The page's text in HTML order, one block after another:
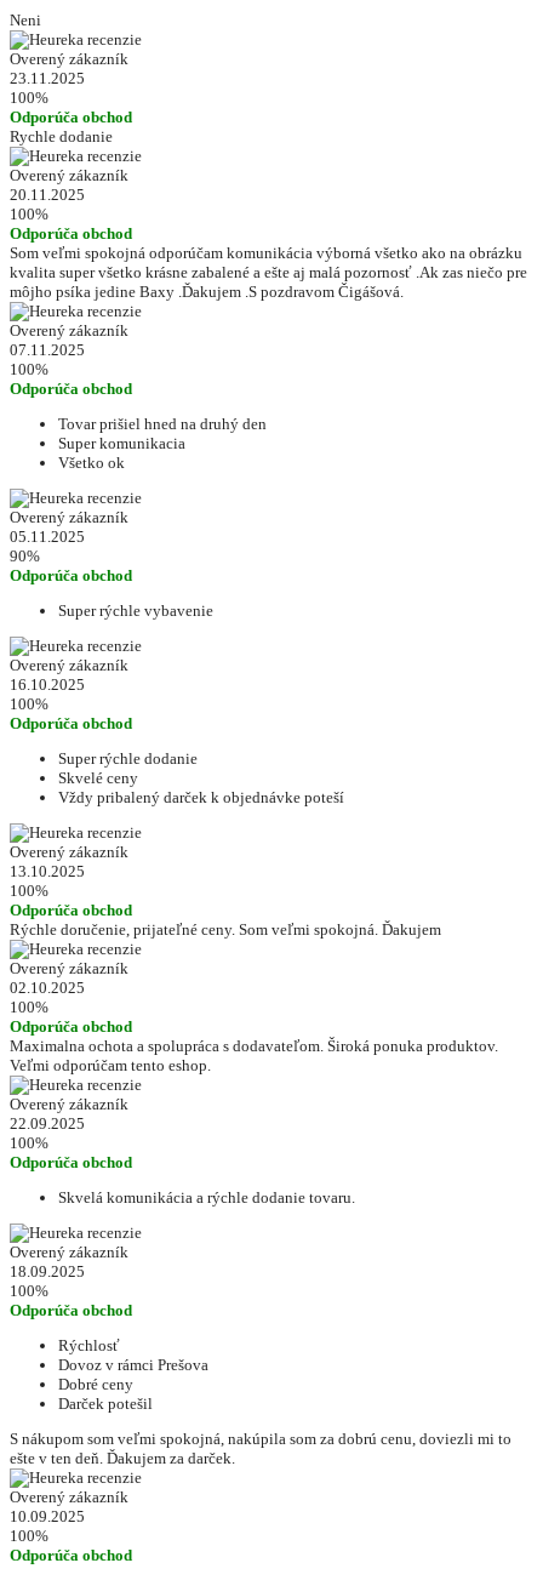
Neni
Overený zákazník
23.11.2025
100%
Odporúča obchod
Rychle dodanie
Overený zákazník
20.11.2025
100%
Odporúča obchod
Som veľmi spokojná odporúčam komunikácia výborná všetko ako na obrázku
kvalita super všetko krásne zabalené a ešte aj malá pozornosť .Ak zas niečo pre
môjho psíka jedine Baxy .Ďakujem .S pozdravom Čigášová.
Overený zákazník
07.11.2025
100%
Odporúča obchod
Tovar prišiel hned na druhý den
Super komunikacia
Všetko ok
Overený zákazník
05.11.2025
90%
Odporúča obchod
Super rýchle vybavenie
Overený zákazník
16.10.2025
100%
Odporúča obchod
Super rýchle dodanie
Skvelé ceny
Vždy pribalený darček k objednávke poteší
Overený zákazník
13.10.2025
100%
Odporúča obchod
Rýchle doručenie, prijateľné ceny. Som veľmi spokojná. Ďakujem
Overený zákazník
02.10.2025
100%
Odporúča obchod
Maximalna ochota a spolupráca s dodavateľom. Široká ponuka produktov.
Veľmi odporúčam tento eshop.
Overený zákazník
22.09.2025
100%
Odporúča obchod
Skvelá komunikácia a rýchle dodanie tovaru.
Overený zákazník
18.09.2025
100%
Odporúča obchod
Rýchlosť
Dovoz v rámci Prešova
Dobré ceny
Darček potešil
S nákupom som veľmi spokojná, nakúpila som za dobrú cenu, doviezli mi to
ešte v ten deň. Ďakujem za darček.
Overený zákazník
10.09.2025
100%
Odporúča obchod